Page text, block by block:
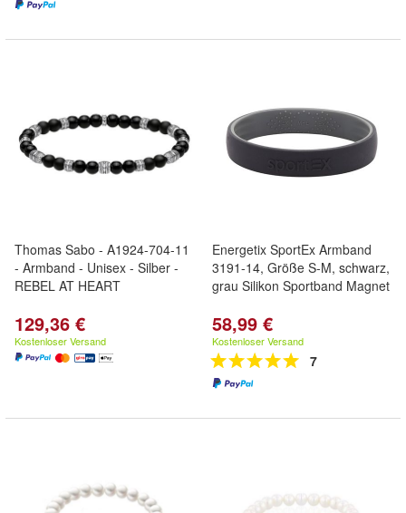
Thomas Sabo - A1924-704-11
- Armband - Unisex - Silber -
REBEL AT HEART
129,36 €
Kostenloser Versand
Energetix SportEx Armband
3191-14, Größe S-M, schwarz,
grau Silikon Sportband Magnet
58,99 €
Kostenloser Versand
7